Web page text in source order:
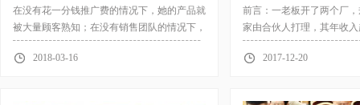
在没有花一分钱推广费的情况下，她的产品就
被大量顾客熟知；在没有销售团队的情况下，
让产品铺遍了香港的大街小巷。如今，她的品
牌年销售超过60亿。她是湾仔码头的创始人
2018-03-16
前言：一老板开了两个厂
家由合伙人打理，其年收
得值。而另一家由职业经
工资8千，老板却觉得很不
2017-12-20